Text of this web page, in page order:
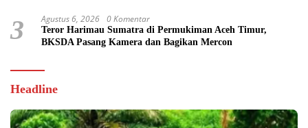
3 Agustus 6, 2026 0 Komentar
Teror Harimau Sumatra di Permukiman Aceh Timur,
BKSDA Pasang Kamera dan Bagikan Mercon
Headline